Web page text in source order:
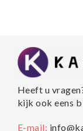
Heeft u
kijk ook eens
E-mail: